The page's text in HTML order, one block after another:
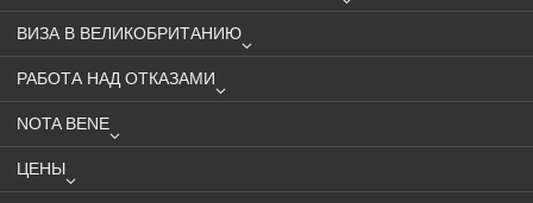
ВИЗА В ВЕЛИКОБРИТАНИЮ
РАБОТА НАД ОТКАЗАМИ
NOTA BENE
ЦЕНЫ